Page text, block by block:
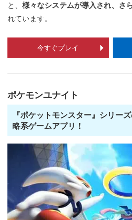
と、 様々なシステムが導入され、さ
れています。
今すぐプレイ
ポケモンユナイト
『ポケットモンスター』シリー
略系ゲームアプリ！